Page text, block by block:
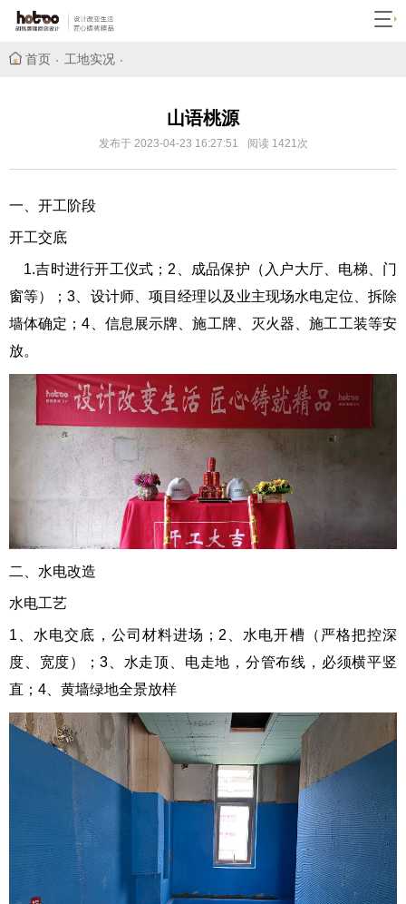
首页 工地实况
山语桃源
发布于 2023-04-23 16:27:51 阅读 1421次
一、开工阶段
开工交底
1.吉时进行开工仪式； 2、成品保护（入户大厅、电梯、门
窗等）；3、设计师、项目经理以及业主现场水电定位、拆除
墙体确定；4、信息展示牌、施工牌、灭火器、施工工装等安
放。
二、水电改造
水电工艺
1、水电交底，公司材料进场；2、水电开槽（严格把控深
度、宽度）；3、水走顶、电走地，分管布线，必须横平竖
直；4、黄墙绿地全景放样